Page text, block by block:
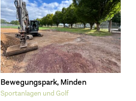
Bewegungspark, Minden
Sportanlagen und Golf